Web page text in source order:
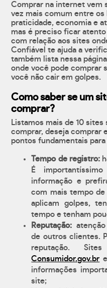
Comprar na internet vem
vez mais comum entre os
praticidade, economia e
mas é preciso ficar
com relação aos sites
Confiável te ajuda a
também lista nessa
onde você pode comprar
você não cair em golpes.
Como saber se um
comprar?
Listamos mais de 10
comprar, deseja comprar
pontos fundamentais
Tempo de registro:
É
informação e
com mais tempo
aplicam golpes,
tempo e tenham
Reputação:
de outros clientes.
reputação.
Consumidor.gov.br
informações
site;